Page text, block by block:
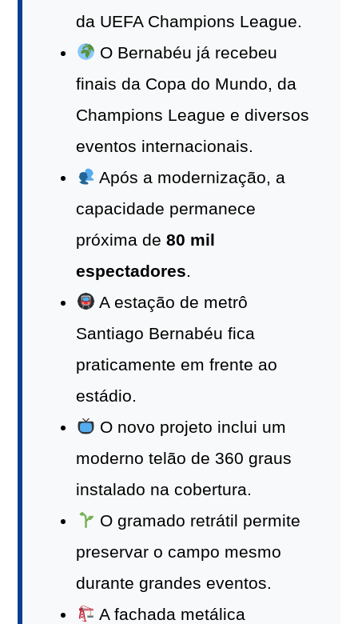
da UEFA Champions League.
O Bernabéu já recebeu
finais da Copa do Mundo, da
Champions League e diversos
eventos internacionais.
Após a modernização, a
capacidade permanece
próxima de80 mil
espectadores
A estação de metrô
Santiago Bernabéu fica
praticamente em frente ao
estádio.
O novo projeto inclui um
moderno telão de 360 graus
instalado na cobertura.
O gramado retrátil permite
preservar o campo mesmo
durante grandes eventos.
A fachada metálica